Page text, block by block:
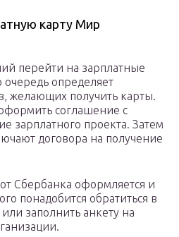
карту Мир
перейти на зарплатные
определяет
желающих получить карты.
соглашение с
зарплатного проекта. Затем
договора на получение
Сбербанка оформляется и
понадобится обратиться в
заполнить анкету на